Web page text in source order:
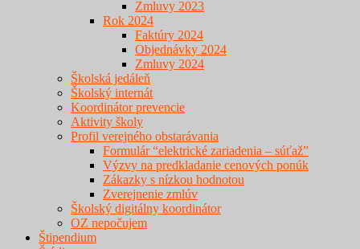
Zmluvy 2023
Rok 2024
Faktúry 2024
Objednávky 2024
Zmluvy 2024
Školská jedáleň
Školský internát
Koordinátor prevencie
Aktivity školy
Profil verejného obstarávania
Formulár “elektrické zariadenia – súťaž”
Výzvy na predkladanie cenových ponúk
Zákazky s nízkou hodnotou
Zverejnenie zmlúv
Školský digitálny koordinátor
OZ nepočujem
Štipendium